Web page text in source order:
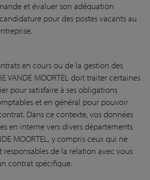
et évaluer son adéquation
pour des postes vacants au
en cours ou de la gestion des
VANDE MOORTEL doit traiter certaines
pour satisfaire à ses obligations
et en général pour pouvoir
Dans ce contexte, vos données
en interne vers divers départements
MOORTEL, y compris ceux qui ne
de la relation avec vous
contrat spécifique.